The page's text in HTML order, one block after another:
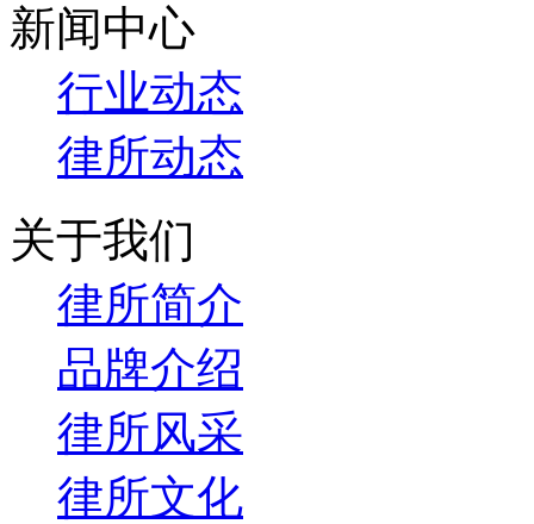
新闻中心
行业动态
律所动态
关于我们
律所简介
品牌介绍
律所风采
律所文化